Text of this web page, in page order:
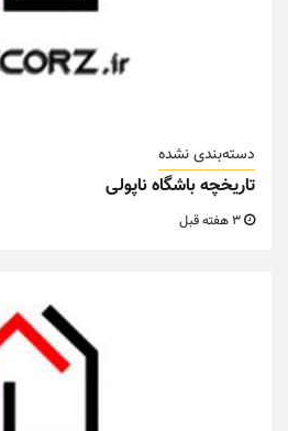
دسته‌بندی نشده
تاریخچه باشگاه ناپولی